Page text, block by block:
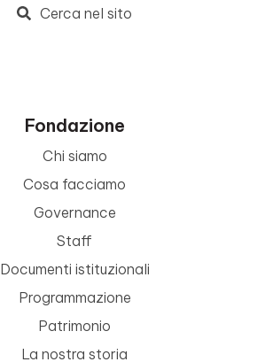
Cerca nel sito
Fondazione
Chi siamo
Cosa facciamo
Governance
Staff
Documenti istituzionali
Programmazione
Patrimonio
La nostra storia